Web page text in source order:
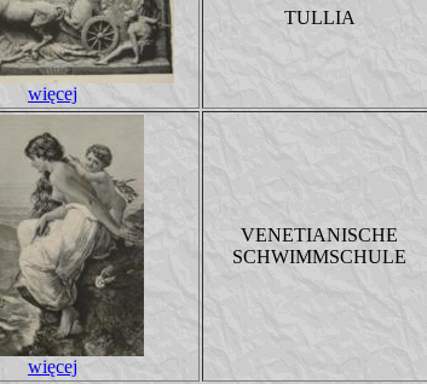
więcej
TULLIA
więcej
VENETIANISCHE
SCHWIMMSCHULE